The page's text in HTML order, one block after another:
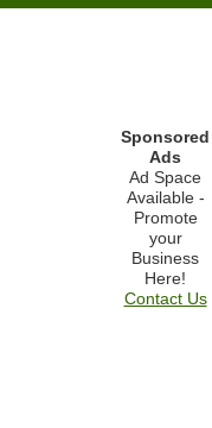
Sponsored
Ads
Ad Space
Available -
Promote
your
Business
Here!
Contact Us